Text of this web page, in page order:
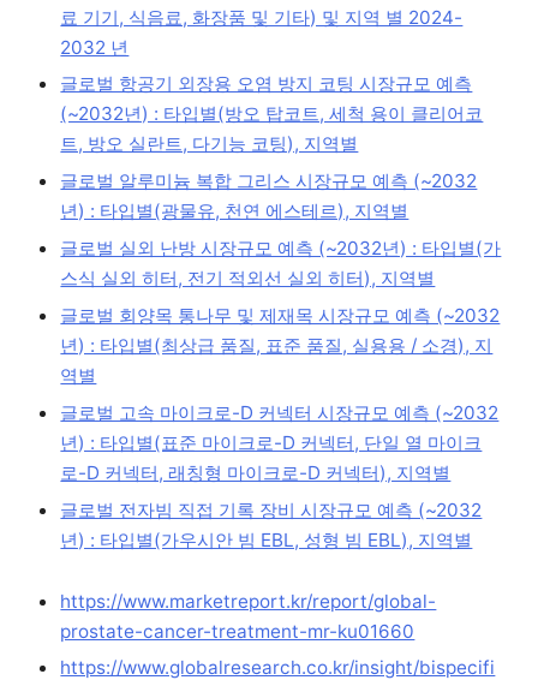
료 기기, 식음료, 화장품 및 기타) 및 지역 별 2024-
2032 년
글로벌 항공기 외장용 오염 방지 코팅 시장규모 예측
(~2032년) : 타입별(방오 탑코트, 세척 용이 클리어코
트, 방오 실란트, 다기능 코팅), 지역별
글로벌 알루미늄 복합 그리스 시장규모 예측 (~2032
년) : 타입별(광물유, 천연 에스테르), 지역별
글로벌 실외 난방 시장규모 예측 (~2032년) : 타입별(가
스식 실외 히터, 전기 적외선 실외 히터), 지역별
글로벌 회양목 통나무 및 제재목 시장규모 예측 (~2032
년) : 타입별(최상급 품질, 표준 품질, 실용용 / 소경), 지
역별
글로벌 고속 마이크로-D 커넥터 시장규모 예측 (~2032
년) : 타입별(표준 마이크로-D 커넥터, 단일 열 마이크
로-D 커넥터, 래칭형 마이크로-D 커넥터), 지역별
글로벌 전자빔 직접 기록 장비 시장규모 예측 (~2032
년) : 타입별(가우시안 빔 EBL, 성형 빔 EBL), 지역별
https://www.marketreport.kr/report/global-
prostate-cancer-treatment-mr-ku01660
https://www.globalresearch.co.kr/insight/bispecifi